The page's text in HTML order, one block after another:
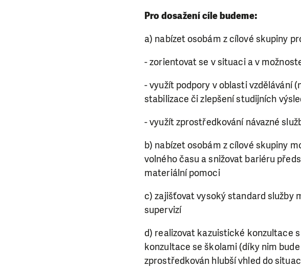
Pro dosažení cíle budeme:
a) nabízet osobám z cílové skupiny
- zorientovat se v situaci a v
- využít podpory v oblasti vzdělávání
stabilizace či zlepšení studijních
- využít zprostředkování návazné
b) nabízet osobám z cílové skupiny
volného času a snižovat bariéru
materiální pomoci
c) zajišťovat vysoký standard služby
supervizí
d) realizovat kazuistické konzultace
konzultace se školami (díky nim
zprostředkován hlubší vhled do